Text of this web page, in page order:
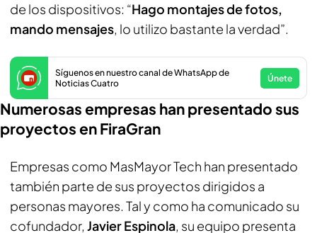
de los dispositivos: “Hago montajes de fotos,
mando mensajes, lo utilizo bastante la verdad”.
Síguenos en nuestro canal de WhatsApp de
Noticias Cuatro
Únete
Numerosas empresas han presentado sus
proyectos en FiraGran
Empresas como MasMayor Tech han presentado
también parte de sus proyectos dirigidos a
personas mayores. Tal y como ha comunicado su
cofundador, Javier Espinola, su equipo presenta